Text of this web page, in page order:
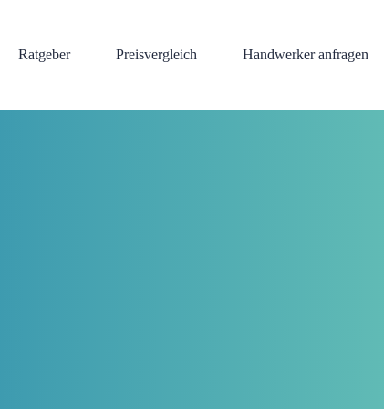
Ratgeber
Preisvergleich Handwerker anfragen